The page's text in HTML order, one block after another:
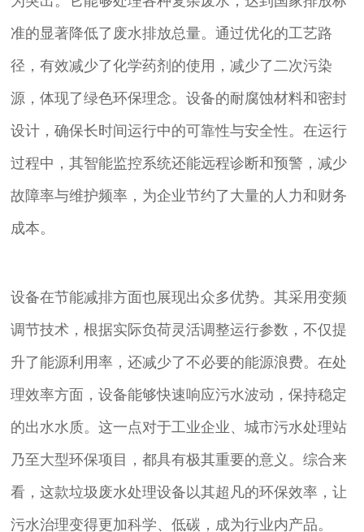
准的显著降低了废水排放总量。通过优化的工艺路
径，有效减少了化学药剂的使用，减少了二次污染
源，体现了绿色环保理念。设备的耐腐蚀材料和密封
设计，确保长时间运行中的可靠性与安全性。在运行
过程中，其智能监控系统还能远程诊断和预警，减少
故障率与维护频率，为企业节约了大量的人力和财务
成本。
设备在节能减排方面也展现出众多优势。其采用变频
调节技术，根据实际负荷灵活调整运行参数，不仅提
升了能源利用率，还减少了不必要的能源浪费。在处
理效率方面，设备能够快速响应污水波动，保持稳定
的出水水质。这一点对于工业企业、城市污水处理站
乃至大型环保项目，都具有极其重要的意义。综合来
看，这款垃圾废水处理设备以其超凡的环保效率，让
污水治理变得更加科学、低碳，成为行业内产品。